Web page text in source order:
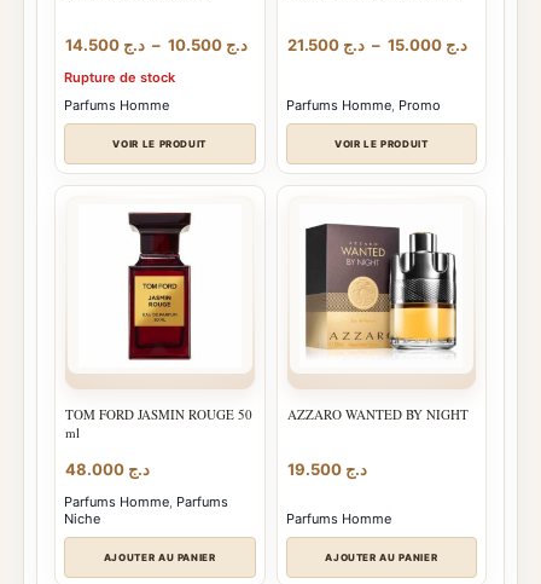
د.ج – د.ج
Plage
د.ج 10.500
à
Rupture de stock
Parfums Homme
VOIR LE PRODUIT
د.ج 15.000
– د.ج 21.500
Plage
à
Parfums Homme, Promo
VOIR LE PRODUIT
TOM FORD JASMIN ROUGE 50
ml
د.ج
Parfums Homme, Parfums
Niche
AJOUTER AU PANIER
AZZARO WANTED BY NIGHT
د.ج 19.500
Parfums Homme
AJOUTER AU PANIER